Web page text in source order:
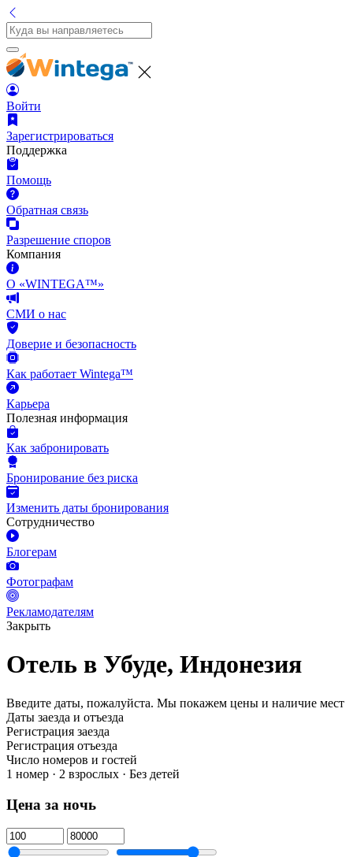
Войти
Зарегистрироваться
Поддержка
Помощь
Обратная связь
Разрешение споров
Компания
О «WINTEGA™»
СМИ о нас
Доверие и безопасность
Как работает Wintega™
Карьера
Полезная информация
Как забронировать
Бронирование без риска
Изменить даты бронирования
Сотрудничество
Блогерам
Фотографам
Рекламодателям
Закрыть
Отель в Убуде, Индонезия
Введите даты, пожалуйста. Мы покажем цены и наличие мест
Даты заезда и отъезда
Регистрация заезда
Регистрация отъезда
Число номеров и гостей
1 номер · 2 взрослых · Без детей
Цена за ночь